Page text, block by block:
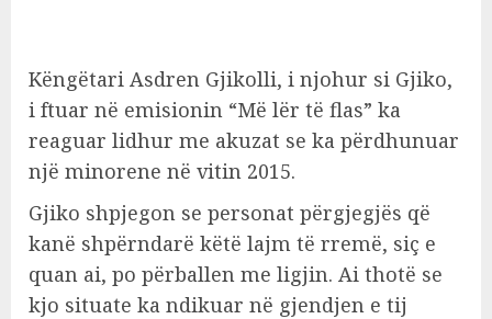
Këngëtari Asdren Gjikolli, i njohur si Gjiko,
i ftuar në emisionin “Më lër të flas” ka
reaguar lidhur me akuzat se ka përdhunuar
një minorene në vitin 2015.
Gjiko shpjegon se personat përgjegjës që
kanë shpërndarë këtë lajm të rremë, siç e
quan ai, po përballen me ligjin. Ai thotë se
kjo situate ka ndikuar në gjendjen e tij